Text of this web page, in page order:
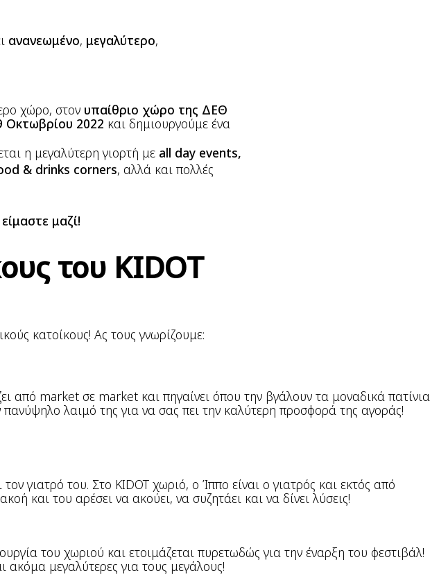
ανανεωμένο, μεγαλύτερο,
χώρο, στον υπαίθριο χώρο της ΔΕΘ
Οκτωβρίου 2022 και δημιουργούμε ένα
η μεγαλύτερη γιορτή με all day events,
& drinks corners, αλλά και πολλές
μαζί!
του KIDOT
κατοίκους! Ας τους γνωρίζουμε:
από market σε market και πηγαίνει όπου την βγάλουν τα μοναδικά πατίνια
λαιμό της για να σας πει την καλύτερη προσφορά της αγοράς!
τον γιατρό του. Στο KIDOT χωριό, ο Ίππο είναι ο γιατρός και εκτός από
και του αρέσει να ακούει, να συζητάει και να δίνει λύσεις!
του χωριού και ετοιμάζεται πυρετωδώς για την έναρξη του φεστιβάλ!
ακόμα μεγαλύτερες για τους μεγάλους!